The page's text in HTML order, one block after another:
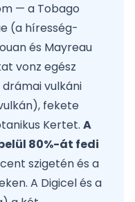
— a Tobago
(a híresség-
és Mayreau
vonz egész
vulkáni
fekete
Kertet. A
80%-át fedi
szigetén és a
A Digicel és a